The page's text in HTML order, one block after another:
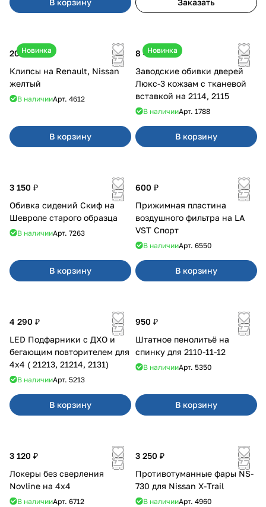
Новинка
20 ₽
Клипсы на Renault, Nissan
желтый
В наличииАрт. 4612
В корзину
Новинка
8 450 ₽
Заводские обивки дверей
Люкс-3 кожзам с тканевой
вставкой на 2114, 2115
В наличииАрт. 1788
В корзину
3 150 ₽
Обивка сидений Скиф на
Шевроле старого образца
В наличииАрт. 7263
В корзину
600 ₽
Прижимная пластина
воздушного фильтра на LA
VST Спорт
В наличииАрт. 6550
В корзину
4 290 ₽
LED Подфарники с ДХО и
бегающим повторителем для
4x4 ( 21213, 21214, 2131)
В наличииАрт. 5213
В корзину
950 ₽
Штатное пенолитьё на
спинку для 2110-11-12
В наличииАрт. 5350
В корзину
3 120 ₽
Локеры без сверления
Novline на 4х4
В наличииАрт. 6712
3 250 ₽
Противотуманные фары NS-
730 для Nissan X-Trail
В наличииАрт. 4960